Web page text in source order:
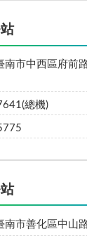
南市中西區府前
總機)
南市善化區中山